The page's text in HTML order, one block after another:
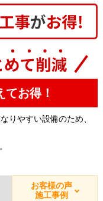
お得！
りやすい設備のため、
お客様の声
施工事例